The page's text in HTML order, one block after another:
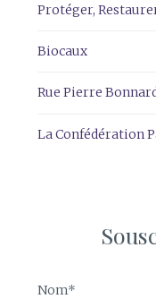
Protéger,
Biocaux
Rue Pierre
La Confédération
Nom*